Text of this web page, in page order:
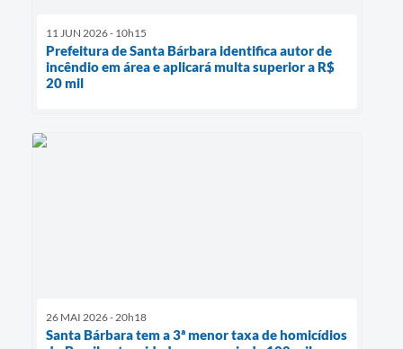
11 JUN 2026 - 10h15
Prefeitura de Santa Bárbara identifica autor de
incêndio em área e aplicará multa superior a R$
20 mil
26 MAI 2026 - 20h18
Santa Bárbara tem a 3ª menor taxa de homicídios